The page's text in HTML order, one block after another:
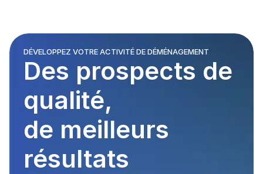
DÉVELOPPEZ VOTRE ACTIVITÉ DE DÉMÉNAGEMENT
Des prospects de
qualité,
de meilleurs
résultats